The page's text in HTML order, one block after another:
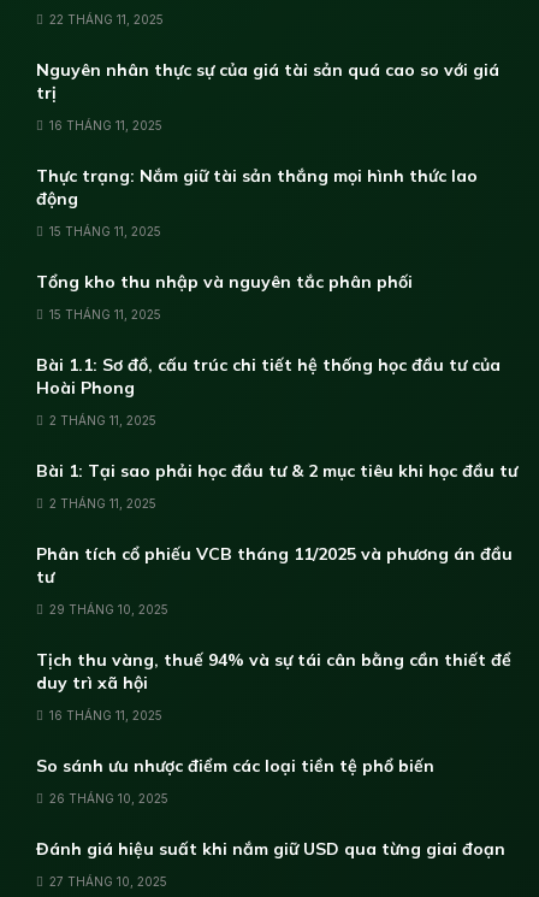
22 THÁNG 11, 2025
Nguyên nhân thực sự của giá tài sản quá cao so với giá
trị
16 THÁNG 11, 2025
Thực trạng: Nắm giữ tài sản thắng mọi hình thức lao
động
15 THÁNG 11, 2025
Tổng kho thu nhập và nguyên tắc phân phối
15 THÁNG 11, 2025
Bài 1.1: Sơ đồ, cấu trúc chi tiết hệ thống học đầu tư của
Hoài Phong
2 THÁNG 11, 2025
Bài 1: Tại sao phải học đầu tư & 2 mục tiêu khi học đầu tư
2 THÁNG 11, 2025
Phân tích cổ phiếu VCB tháng 11/2025 và phương án đầu
tư
29 THÁNG 10, 2025
Tịch thu vàng, thuế 94% và sự tái cân bằng cần thiết để
duy trì xã hội
16 THÁNG 11, 2025
So sánh ưu nhược điểm các loại tiền tệ phổ biến
26 THÁNG 10, 2025
Đánh giá hiệu suất khi nắm giữ USD qua từng giai đoạn
27 THÁNG 10, 2025